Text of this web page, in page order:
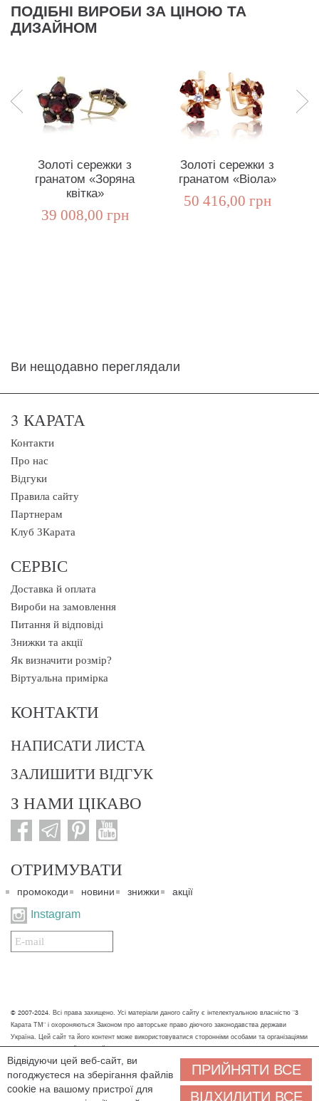
ПОДІБНІ ВИРОБИ ЗА ЦІНОЮ ТА
ДИЗАЙНОМ
Золоті сережки з
гранатом «Зоряна
квітка»
39 008,00 грн
Золоті сережки з
гранатом «Віола»
50 416,00 грн
Ви нещодавно переглядали
3 КАРАТА
Контакти
Про нас
Відгуки
Правила сайту
Партнерам
Клуб 3Карата
СЕРВІС
Доставка й оплата
Вироби на замовлення
Питання й відповіді
Знижки та акції
Як визначити розмір?
Віртуальна примірка
КОНТАКТИ
НАПИСАТИ ЛИСТА
ЗАЛИШИТИ ВІДГУК
З НАМИ ЦІКАВО
ОТРИМУВАТИ
промокоди новини знижки акції
Instagram
Подписаться
на
© 2007-2024. Всі права захищено. Усі матеріали даного сайту є інтелектуальною власністю "3
Карата ТМ" і охороняються Законом про авторське право діючого законодавства держави
Україна. Цей сайт та його контент може використовуватися сторонніми особами та організаціями
тільки для некомерційних цілей. Будь-яке завантаження, копіювання, друк та інше використання
матеріалів даного сайту для некомерційних цілей повинно супроводжуватись працюючим
посиланням або іншим зазначенням на джерело.
Ми обробляємо персональні дані (cookies, IP-адреса, місце розташування), щоб вам
Відвідуючи цей веб-сайт, ви
погоджуєтеся на зберігання файлів
cookie на вашому пристрої для
ПРИЙНЯТИ ВСЕ
ВІДХИЛИТИ ВСЕ